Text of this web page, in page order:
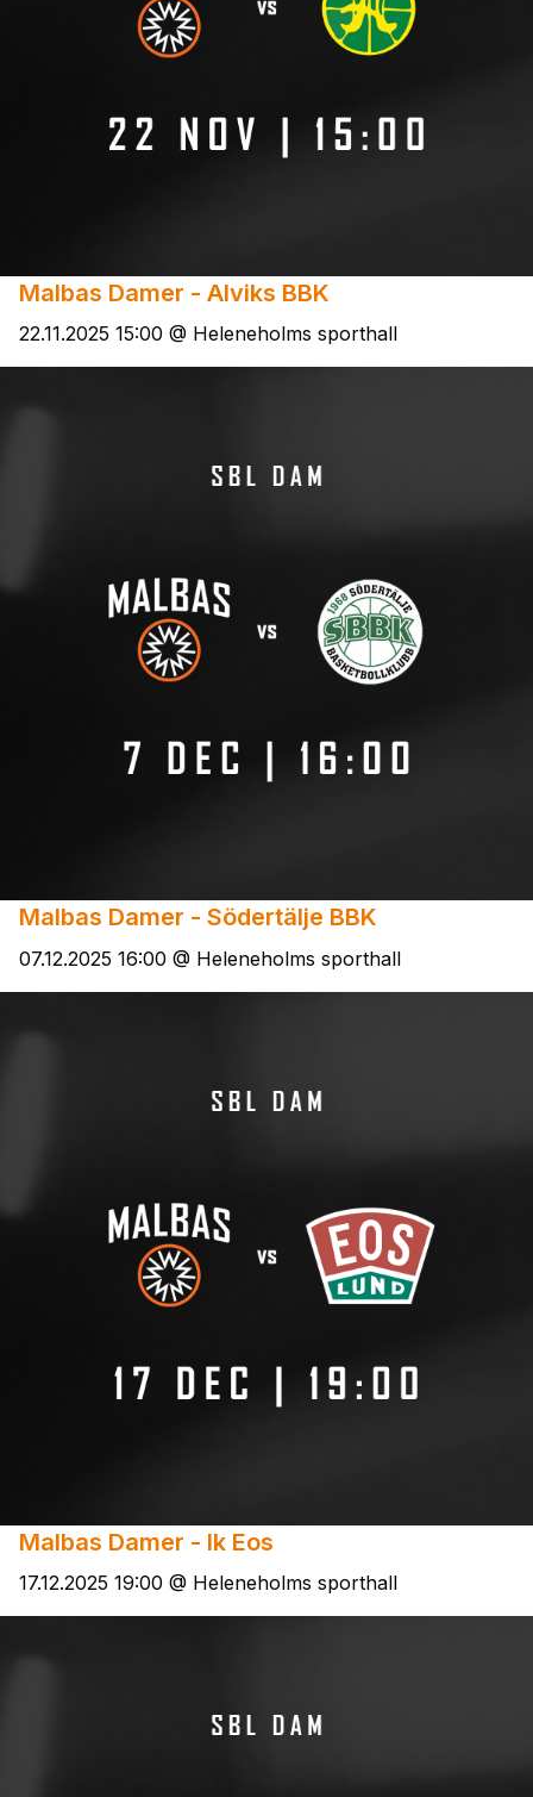
Malbas Damer - Alviks BBK
22.11.2025 15:00 @ Heleneholms sporthall
Malbas Damer - Södertälje BBK
07.12.2025 16:00 @ Heleneholms sporthall
Malbas Damer - Ik Eos
17.12.2025 19:00 @ Heleneholms sporthall